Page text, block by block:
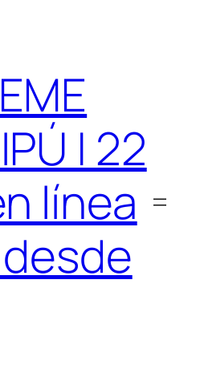
| 22
línea